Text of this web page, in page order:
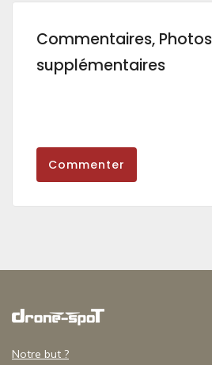
Commentaires, Photos
supplémentaires
Commenter
Notre but ?